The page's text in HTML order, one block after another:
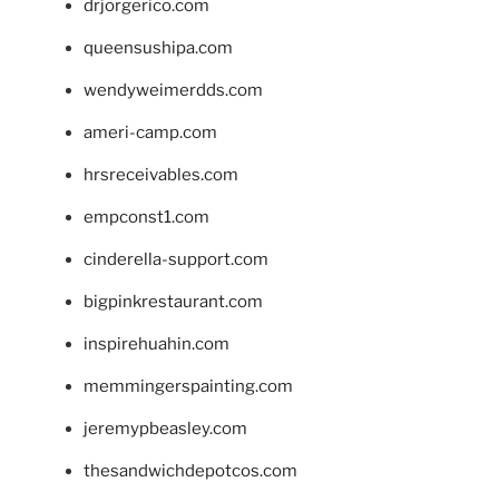
drjorgerico.com
queensushipa.com
wendyweimerdds.com
ameri-camp.com
hrsreceivables.com
empconst1.com
cinderella-support.com
bigpinkrestaurant.com
inspirehuahin.com
memmingerspainting.com
jeremypbeasley.com
thesandwichdepotcos.com